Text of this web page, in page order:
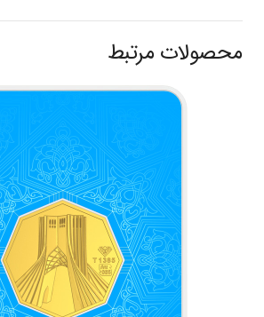
محصولات مرتبط